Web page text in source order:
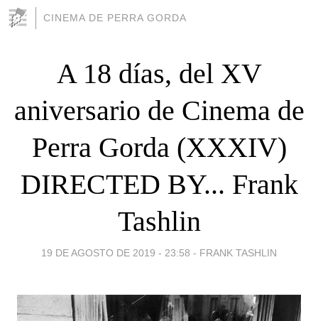
CINEMA DE PERRA GORDA
A 18 días, del XV
aniversario de Cinema de
Perra Gorda (XXXIV)
DIRECTED BY... Frank
Tashlin
19 DE AGOSTO DE 2019 - 23:58 - FRANK TASHLIN